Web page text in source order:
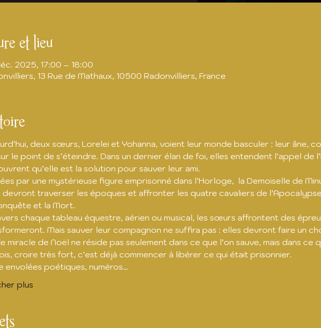
et lieu
2025, 17:00 – 18:00
13 Rue de Mathaux, 10500 Radonvilliers, France
deux sœurs, Lorelei et Yohanna, voient leur monde basculer : leur âne,
le point de s’éteindre. Dans un dernier élan de foi, elles entendent l’appel de
qu’elle est la solution pour sauver leur ami.
par une mystérieuse figure emprisonné dans l’Horloge,  la Demoiselle de
devront traverser les époques et affronter les quatre cavaliers de l’Apocalypse
et la Mort.
chaque tableau équestre, aérien ou musical, les sœurs affrontent des
Mais sauver leur compagnon ne suffira pas : elles devront faire un
miracle de Noël ne réside pas seulement dans ce que l’on sauve, mais dans ce
croire très fort, c’est déjà commencer à libérer ce qui était prisonnier.
envolées poétiques, numéros…
plus